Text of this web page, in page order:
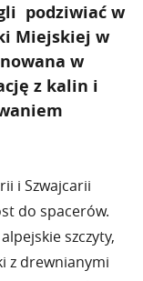
podziwiać w
Miejskiej w
w
z kalin i
i Szwajcarii
do spacerów.
szczyty,
z drewnianymi